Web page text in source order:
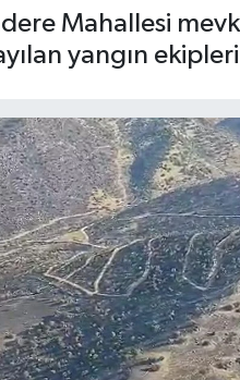
Mahallesi
yangın